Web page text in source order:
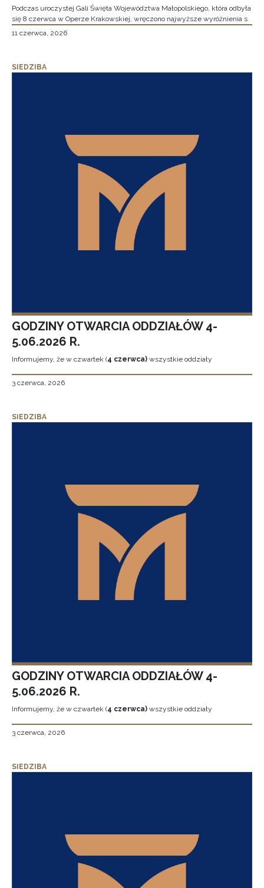
Podczas uroczystej Gali Święta Województwa Małopolskiego, która odbyła
się 8 czerwca w Operze Krakowskiej, wręczono najwyższe wyróżnienia s
11 czerwca, 2026
SIEDZIBA
GODZINY OTWARCIA ODDZIAŁÓW 4-
5.06.2026 R.
Informujemy, że w czwartek (4 czerwca) wszystkie oddziały
3 czerwca, 2026
SIEDZIBA
GODZINY OTWARCIA ODDZIAŁÓW 4-
5.06.2026 R.
Informujemy, że w czwartek (4 czerwca) wszystkie oddziały
3 czerwca, 2026
SIEDZIBA